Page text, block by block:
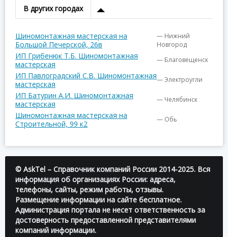
В других городах
Шиномонтажная мастерская на
Большой Печерской, 26в
— Нижний
Новгород
ИП Грибенюк Т.Б. Шиномонтажная
мастерская
— Благовещенск
ИП Павлоградский С.В. Шиномонтажная
мастерская
— Электроугли
ИП Батурин А.И. Шиномонтажная
мастерская
— Челябинск
Шиномонтажная мастерская на
Строительной, 99 к2
— Обь
© AskTel – Справочник компаний России 2014-2025. Вся
информация об организациях России: адреса,
телефоны, сайты, режим работы, отзывы.
Размещение информации на сайте бесплатное.
Администрация портала не несет ответственность за
достоверность предоставленной представителями
компаний информации.